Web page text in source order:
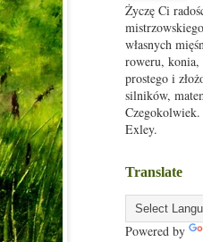
Życzę Ci
własnych
roweru, konia,
prostego i
silników,
Exley.
Translate
Powered by